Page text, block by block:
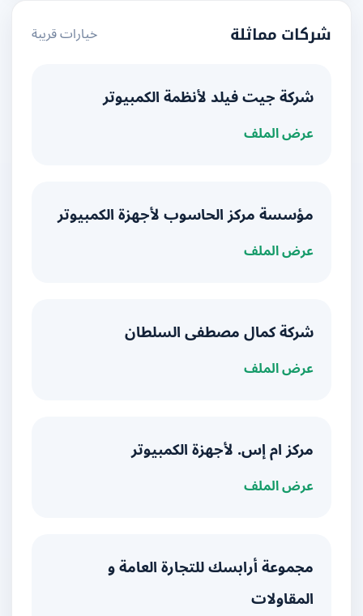
شركات مماثلة خيارات قريبة
شركة جيت فيلد لأنظمة الكمبيوتر
عرض الملف
مؤسسة مركز الحاسوب لأجهزة الكمبيوتر
عرض الملف
شركة كمال مصطفى السلطان
عرض الملف
مركز ام إس. لأجهزة الكمبيوتر
عرض الملف
مجموعة أرابسك للتجارة العامة و
المقاولات